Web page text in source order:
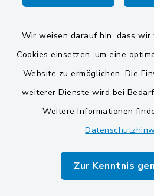
Wir weisen darauf hin, dass
Cookies einsetzen, um eine
Website zu ermöglichen. Die
weiterer Dienste wird bei
Weitere Informationen
Zur Kenntnis